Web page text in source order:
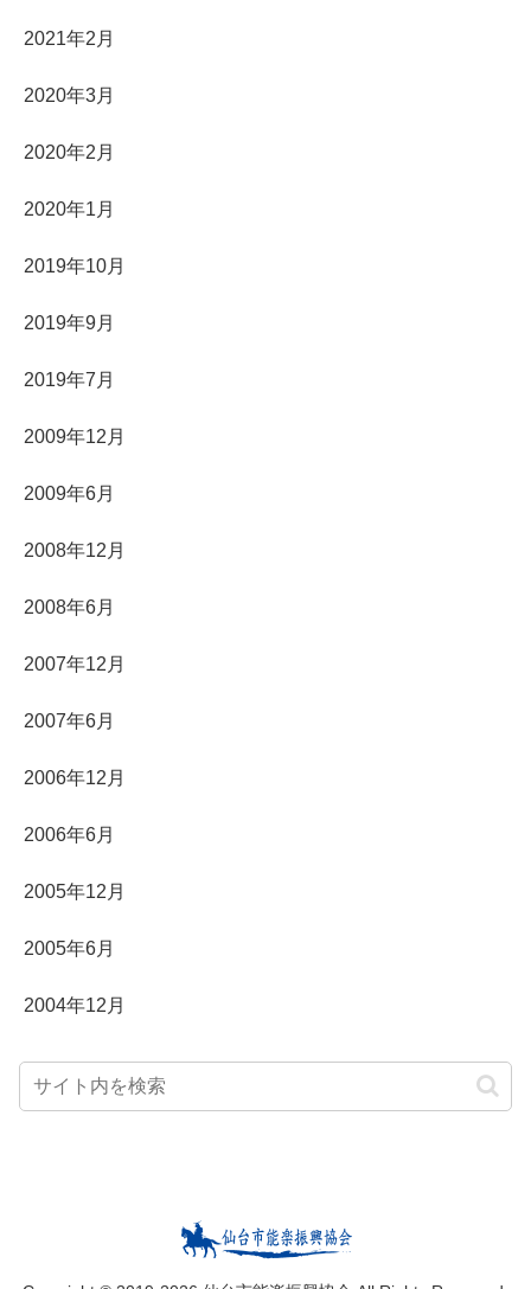
2021年2月
2020年3月
2020年2月
2020年1月
2019年10月
2019年9月
2019年7月
2009年12月
2009年6月
2008年12月
2008年6月
2007年12月
2007年6月
2006年12月
2006年6月
2005年12月
2005年6月
2004年12月